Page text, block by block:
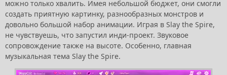
можно только хвалить. Имея небольшой бюджет, они смогли
создать приятную картинку, разнообразных монстров и
довольно большой набор анимации. Играя в Slay the Spire,
не чувствуешь, что запустил инди-проект. Звуковое
сопровождение также на высоте. Особенно, главная
музыкальная тема Slay the Spire.